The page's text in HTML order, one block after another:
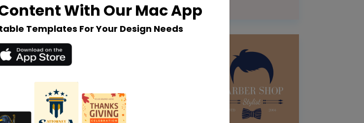
With Our Mac App
Templates For Your Design Needs